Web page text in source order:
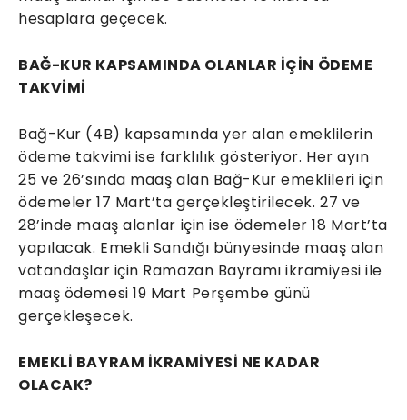
hesaplara geçecek.
BAĞ-KUR KAPSAMINDA OLANLAR İÇİN ÖDEME
TAKVİMİ
Bağ-Kur (4B) kapsamında yer alan emeklilerin
ödeme takvimi ise farklılık gösteriyor. Her ayın
25 ve 26’sında maaş alan Bağ-Kur emeklileri için
ödemeler 17 Mart’ta gerçekleştirilecek. 27 ve
28’inde maaş alanlar için ise ödemeler 18 Mart’ta
yapılacak. Emekli Sandığı bünyesinde maaş alan
vatandaşlar için Ramazan Bayramı ikramiyesi ile
maaş ödemesi 19 Mart Perşembe günü
gerçekleşecek.
EMEKLİ BAYRAM İKRAMİYESİ NE KADAR
OLACAK?